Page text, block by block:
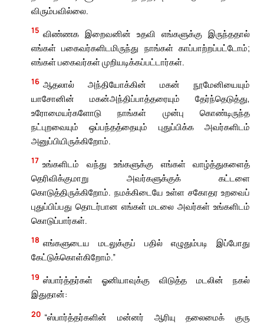
விரும்பவில்லை.
15 விண்ணக இறைவனின் உதவி எங்களுக்கு இருந்ததால்
எங்கள் பகைவர்களிடமிருந்து நாங்கள் காப்பாற்றப்பட்டோம்;
எங்கள் பகைவர்கள் முறியடிக்கப்பட்டார்கள்.
16 ஆதலால் அந்தியோக்கின் மகன் நூமேனியையும்
யாசோனின் மகன்அந்திப்பாத்தரையும் தேர்ந்தெடுத்து,
உரோமையர்களோடு நாங்கள் முன்பு கொண்டிருந்த
நட்புறவையும் ஒப்பந்தத்தையும் புதுப்பிக்க அவர்களிடம்
அனுப்பியிருக்கிறோம்.
17 உங்களிடம் வந்து உங்களுக்கு எங்கள் வாழ்த்துகளைத்
தெரிவிக்குமாறு அவர்களுக்குக் கட்டளை
கொடுத்திருக்கிறோம். நமக்கிடையே உள்ள சகோதர உறவைப்
புதுப்பிப்பது தொடர்பான எங்கள் மடலை அவர்கள் உங்களிடம்
கொடுப்பார்கள்.
18 எங்களுடைய மடலுக்குப் பதில் எழுதும்படி இப்போது
கேட்டுக்கொள்கிறோம்.”
19 ஸ்பார்த்தர்கள் ஓனியாவுக்கு விடுத்த மடலின் நகல்
இதுதான்:
20 “ஸ்பார்த்தர்களின் மன்னர் ஆரியு தலைமைக் குரு